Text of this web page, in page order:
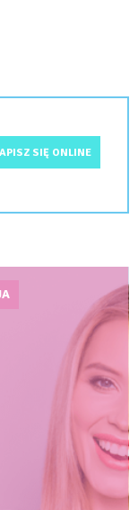
SIĘ ONLINE